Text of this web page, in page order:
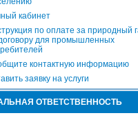
кабинет
по оплате за природный
для промышленных
контактную информацию
заявку на услуги
ОТВЕТСТВЕННОСТЬ